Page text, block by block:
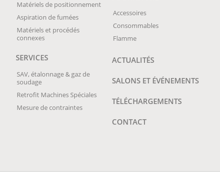
Matériels de positionnement
Aspiration de fumées
Matériels et procédés
connexes
Accessoires
Consommables
Flamme
SERVICES
SAV, étalonnage & gaz de
soudage
Retrofit Machines Spéciales
Mesure de contraintes
ACTUALITÉS
SALONS ET ÉVÉNEMENTS
TÉLÉCHARGEMENTS
CONTACT